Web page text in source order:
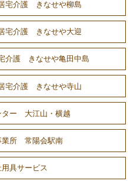
宅介護 きなせや柳島
宅介護 きなせや大迎
介護 きなせや亀田中島
宅介護 きなせや寺山
ター 大江山・横越
業所 常陽会駅南
具サービス